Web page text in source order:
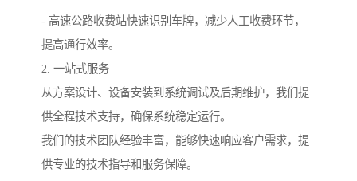
- 高速公路收费站快速识别车牌，减少人工收费环节，
提高通行效率。
2. 一站式服务
从方案设计、设备安装到系统调试及后期维护，我们提
供全程技术支持，确保系统稳定运行。
我们的技术团队经验丰富，能够快速响应客户需求，提
供专业的技术指导和服务保障。